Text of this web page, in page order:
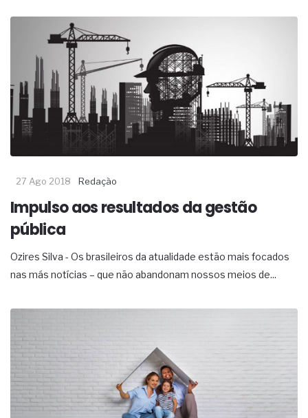
27 Ago 2018 Redação
Impulso aos resultados da gestão
pública
Ozires Silva - Os brasileiros da atualidade estão mais focados
nas más notícias – que não abandonam nossos meios de...